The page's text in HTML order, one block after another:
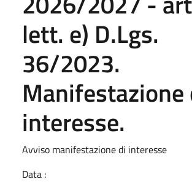
lett. e) D.Lgs.
36/2023.
Manifestazione
interesse.
Avviso manifestazione di interesse
Data :